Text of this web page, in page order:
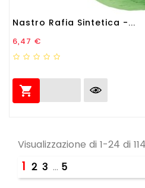
Nastro Rafia Sintetica -...
Prezzo
6,47 €

Visualizzazione di 1-24 di
1 2 3 … 5